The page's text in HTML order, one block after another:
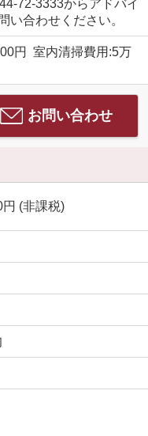
72-3333からアドバイ
い合わせください。
円 室内清掃費用:5万
お問い合わせ
(非課税)